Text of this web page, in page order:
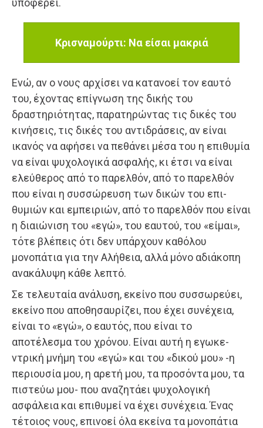
υποφέρει.
Κρισναμούρτι: Να είσαι μακριά
Ενώ, αν ο νους αρχίσει να κατανοεί τον εαυτό
του, έχοντας επίγνω­ση της δικής του
δραστηριότητας, παρατηρώντας τις δικές του
κινήσεις, τις δικές του αντιδράσεις, αν είναι
ικανός να αφήσει να πεθάνει μέσα του η επιθυμία
να είναι ψυχολογι­κά ασφαλής, κι έτσι να είναι
ελεύθερος από το παρελθόν, α­πό το παρελθόν
που είναι η συσσώρευση των δικών του επι­
θυμιών και εμπειριών, από το παρελθόν που είναι
η διαιώ­νιση του «εγώ», του εαυτού, του «είμαι»,
τότε βλέπεις ότι δεν υπάρχουν καθόλου
μονοπάτια για την Αλήθεια, αλλά μόνο αδιάκοπη
ανακάλυψη κάθε λεπτό.
Σε τελευταία ανάλυση, εκείνο που συσσωρεύει,
εκείνο που αποθησαυρίζει, που έχει συνέχεια,
είναι το «εγώ», ο εαυτός, που είναι το
αποτέλεσμα του χρόνου. Είναι αυτή η εγωκε­
ντρική μνήμη του «εγώ» και του «δικού μου» -η
περιουσία μου, η αρετή μου, τα προσόντα μου, τα
πιστεύω μου- που α­ναζητάει ψυχολογική
ασφάλεια και επιθυμεί να έχει συνέ­χεια. Ένας
τέτοιος νους, επινοεί όλα εκείνα τα μονοπάτια